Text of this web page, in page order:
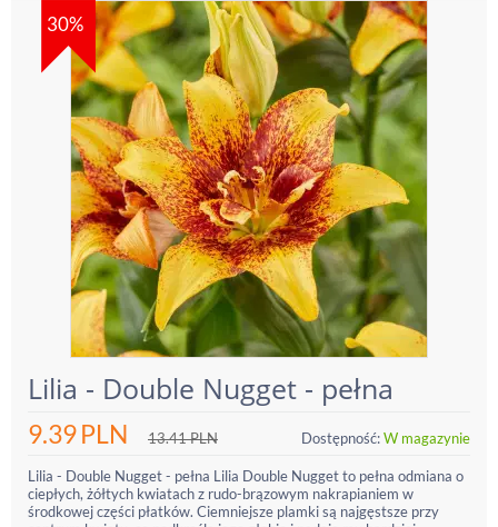
30%
Lilia - Double Nugget - pełna
9.39PLN 13.41PLN Dostępność:W magazynie
Lilia - Double Nugget - pełna Lilia Double Nugget to pełna odmiana o
ciepłych, żółtych kwiatach z rudo-brązowym nakrapianiem w
środkowej części płatków. Ciemniejsze plamki są najgęstsze przy